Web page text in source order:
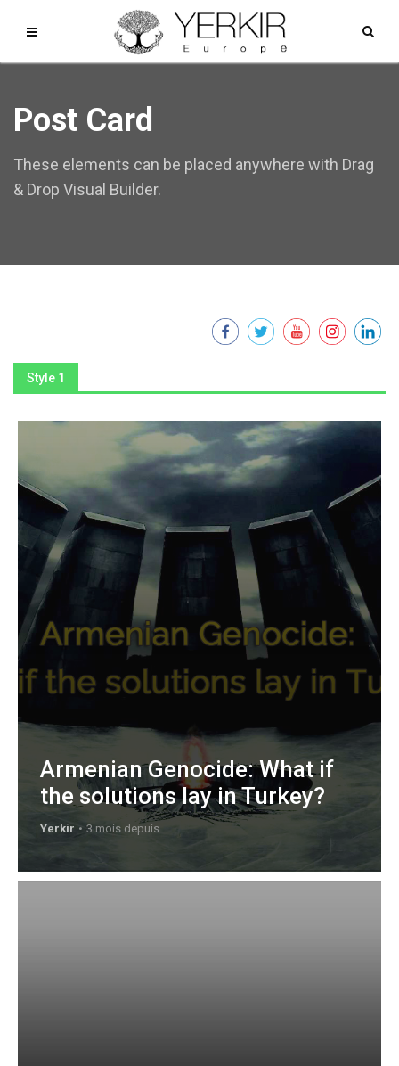
Post Card
These elements can be placed anywhere with Drag
& Drop Visual Builder.
Style 1
Armenian Genocide: What if
the solutions lay in Turkey?
Yerkir 3 mois depuis